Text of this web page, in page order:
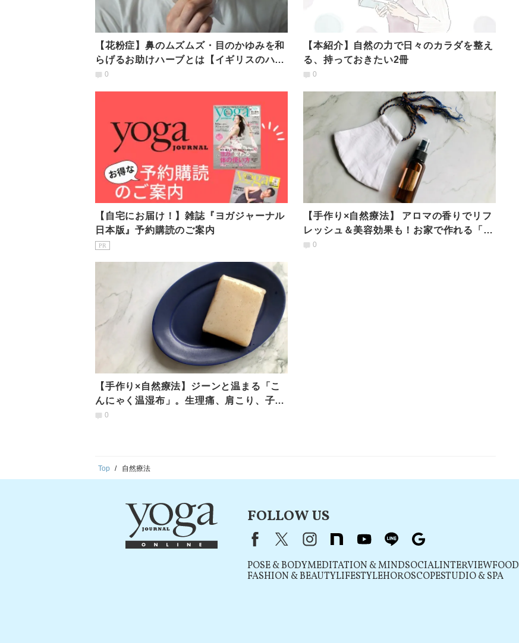
【花粉症】鼻のムズムズ・目のかゆみを和
らげるお助けハーブとは【イギリスのハー
バルライフに学ぶ】
0
【本紹介】自然の力で日々のカラダを整え
る、持っておきたい2冊
0
【自宅にお届け！】雑誌『ヨガジャーナル
日本版』予約購読のご案内
PR
【手作り×自然療法】 アロマの香りでリフ
レッシュ＆美容効果も！お家で作れる「マ
スクスプレー」
0
【手作り×自然療法】ジーンと温まる「こ
んにゃく温湿布」。生理痛、肩こり、子ど
もの風邪にも？！
0
Top 自然療法
FOLLOW US
FacebookX（旧Twitter）
instagram
note youtube line
POSE & BODYMEDITATION & MINDSOCIALINTERVIEWFOOD
FASHION & BEAUTYLIFESTYLEHOROSCOPESTUDIO & SPA